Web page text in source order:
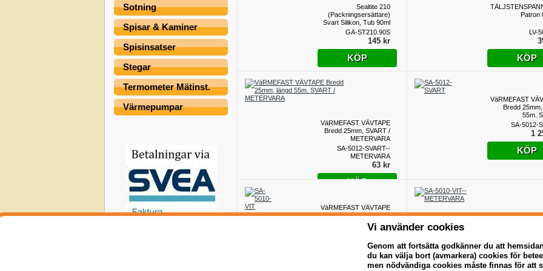
Sotning
Spisar & Kaminer
Spisinsatser
Stegar
Termometer Mätinst.
Värmepumpar
Sealtite 210
(Packningsersättare)
Svart Silikon, Tub 90ml
GA-ST210.90S
145 kr
KÖP
Patron
LV-
KÖP
VäRMEFAST VÄVTAPE
Bredd 25mm, SVART /
METERVARA
SA-5012-SVART--
METERVARA
63 kr
KÖP
VäRMEFAST
Bredd
55m.
SA-5012-
1
KÖP
VäRMEFAST VÄVTAPE
Bredd 25mm, längd
55m. VIT
SA-5010-VIT
1 250 kr
SA-
Vi använder cookies
Genom att fortsätta godkänner du att
du kan välja bort (avmarkera) cookies för
men nödvändiga cookies måste finnas för att